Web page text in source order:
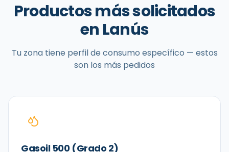
Productos más solicitados
en Lanús
Tu zona tiene perfil de consumo específico — estos
son los más pedidos
Gasoil 500 (Grado 2)